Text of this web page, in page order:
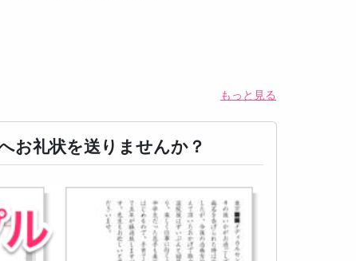
もっと見る
お礼状を送りませんか？